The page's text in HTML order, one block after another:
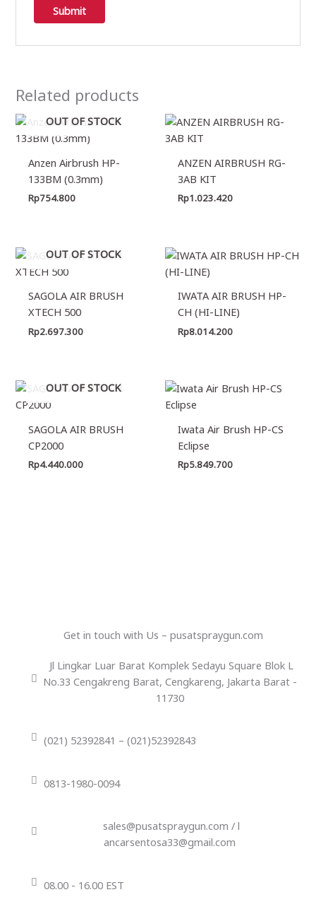
Related products
OUT OF STOCK
Anzen Airbrush HP-
133BM (0.3mm)
Rp754.800
ANZEN AIRBRUSH RG-
3AB KIT
Rp1.023.420
OUT OF STOCK
SAGOLA AIR BRUSH
XTECH 500
Rp2.697.300
IWATA AIR BRUSH HP-
CH (HI-LINE)
Rp8.014.200
OUT OF STOCK
SAGOLA AIR BRUSH
CP2000
Rp4.440.000
Iwata Air Brush HP-CS
Eclipse
Rp5.849.700
Get in touch with Us – pusatspraygun.com
Jl Lingkar Luar Barat Komplek Sedayu Square Blok L
No.33 Cengakreng Barat, Cengkareng, Jakarta Barat -
11730
(021) 52392841 – (021)52392843
0813-1980-0094
sales@pusatspraygun.com / l
ancarsentosa33@gmail.com
08.00 - 16.00 EST